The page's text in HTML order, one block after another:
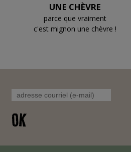
UNE CHÈVRE
parce que vraiment
c'est mignon une chèvre !
OK